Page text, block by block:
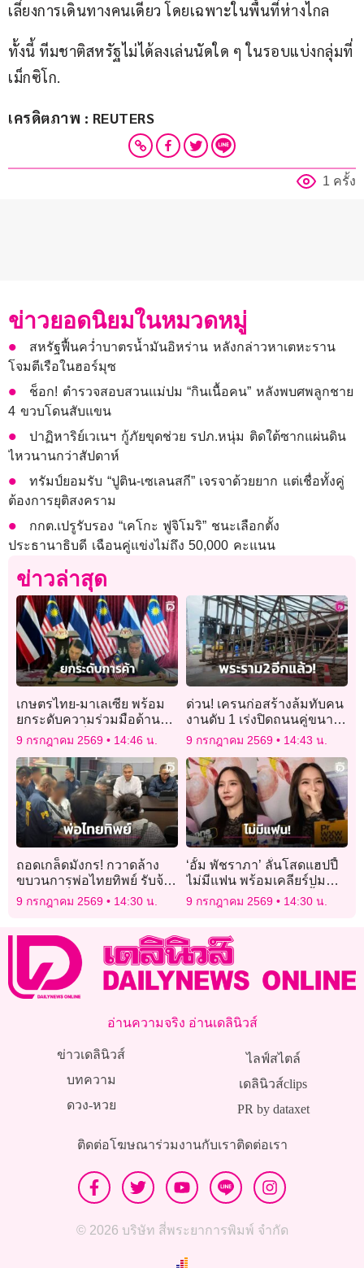
เลี่ยงการเดินทางคนเดียว โดยเฉพาะในพื้นที่ห่างไกล
ทั้งนี้ ทีมชาติสหรัฐไม่ได้ลงเล่นนัดใด ๆ ในรอบแบ่งกลุ่มที่
เม็กซิโก.
เครดิตภาพ : REUTERS
1 ครั้ง
ข่าวยอดนิยมในหมวดหมู่
สหรัฐฟื้นคว่ำบาตรน้ำมันอิหร่าน หลังกล่าวหาเตหะราน
โจมตีเรือในฮอร์มุซ
ช็อก! ตำรวจสอบสวนแม่ปม “กินเนื้อคน” หลังพบศพลูกชาย
4 ขวบโดนสับแขน
ปาฏิหาริย์เวเนฯ กู้ภัยขุดช่วย รปภ.หนุ่ม ติดใต้ซากแผ่นดิน
ไหวนานกว่าสัปดาห์
ทรัมป์ยอมรับ “ปูติน-เซเลนสกี” เจรจาด้วยยาก แต่เชื่อทั้งคู่
ต้องการยุติสงคราม
กกต.เปรูรับรอง “เคโกะ ฟูจิโมริ” ชนะเลือกตั้ง
ประธานาธิบดี เฉือนคู่แข่งไม่ถึง 50,000 คะแนน
ข่าวล่าสุด
เกษตรไทย-มาเลเซีย พร้อม
ยกระดับความร่วมมือด้าน
การเกษตรเต็มอัตรา
9 กรกฎาคม 2569 14:46 น.
ด่วน! เครนก่อสร้างล้มทับคน
งานดับ 1 เร่งปิดถนนคู่ขนาน
พระราม 2 ขาออก
9 กรกฎาคม 2569 14:43 น.
ถอดเกล็ดมังกร! กวาดล้าง
ขบวนการพ่อไทยทิพย์ รับจ้าง
แจ้งเกิดเท็จให้ต่างด้าว
9 กรกฎาคม 2569 14:30 น.
‘อั้ม พัชราภา’ ลั่นโสดแฮปปี้
ไม่มีแฟน พร้อมเคลียร์ปม
ดราม่าช่างทำบ้านยืดเยื้อ!
9 กรกฎาคม 2569 14:30 น.
อ่านความจริง อ่านเดลินิวส์
ข่าวเดลินิวส์
บทความ
ดวง-หวย
ไลฟ์สไตล์
เดลินิวส์clips
PR by dataxet
ติดต่อโฆษณาร่วมงานกับเราติดต่อเรา
© 2026 บริษัท สี่พระยาการพิมพ์ จำกัด